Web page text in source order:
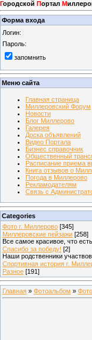
Городской Портал М
Форма входа
Логин:
Пароль:
запомнить
Меню сайта
Главная страница
Миллеровский Форум
Новости
Блог Миллерово
Галерея
Доска объявлений
Видео Портала
Бизнес справочник
Общественный
Расписание приема
Книга отзывов о
Погода в Миллерово
Рекламодателям
Связь с
Categories
Фото г. Миллерово [345]
Миллеровские пейзажи [258]
Все самое красивое, что
Спасибо за победу! [2]
Наши родственники
Спортивная история г.
Разное [191]
Главная » Фотоальбом »